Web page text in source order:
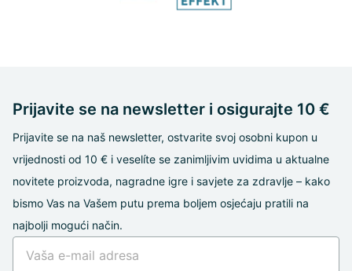
Prijavite se na newsletter i osigurajte 10 €
Prijavite se na naš newsletter, ostvarite svoj osobni kupon u
vrijednosti od 10 € i veselíte se zanimljivim uvidima u aktualne
novitete proizvoda, nagradne igre i savjete za zdravlje – kako
bismo Vas na Vašem putu prema boljem osjećaju pratili na
najbolji mogući način.